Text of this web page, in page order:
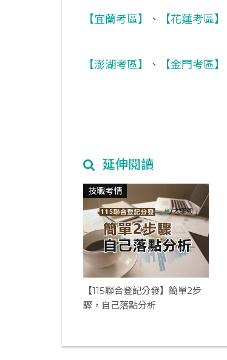
【宜蘭考區】 、 【花蓮考區】
【澎湖考區】 、 【金門考區】
延伸閱讀
技職考情
【115聯合登記分發】簡單2步
驟，自己落點分析